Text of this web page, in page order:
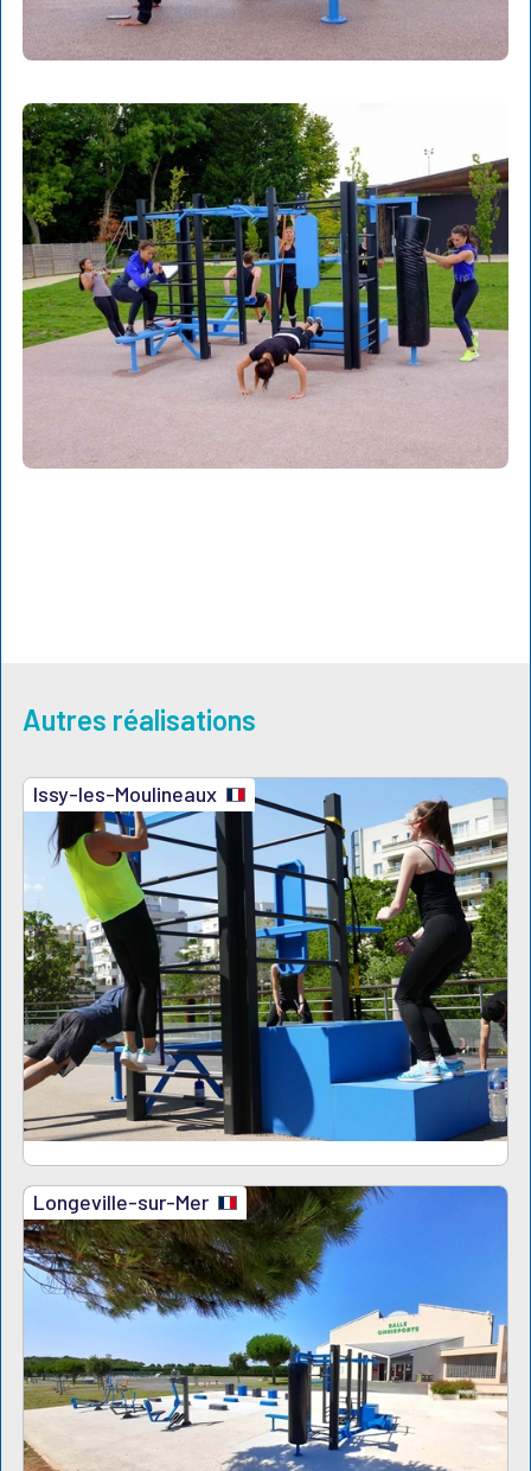
Autres réalisations
Issy-les-Moulineaux
Longeville-sur-Mer